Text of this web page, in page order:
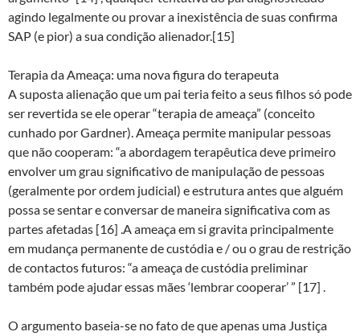
agindo legalmente ou provar a inexistência de suas confirma
SAP (e pior) a sua condição alienador.[15]
Terapia da Ameaça: uma nova figura do terapeuta
A suposta alienação que um pai teria feito a seus filhos só pode
ser revertida se ele operar “terapia de ameaça” (conceito
cunhado por Gardner). Ameaça permite manipular pessoas
que não cooperam: “a abordagem terapêutica deve primeiro
envolver um grau significativo de manipulação de pessoas
(geralmente por ordem judicial) e estrutura antes que alguém
possa se sentar e conversar de maneira significativa com as
partes afetadas [16] .A ameaça em si gravita principalmente
em mudança permanente de custódia e / ou o grau de restrição
de contactos futuros: “a ameaça de custódia preliminar
também pode ajudar essas mães ‘lembrar cooperar’ ” [17] .
O argumento baseia-se no fato de que apenas uma Justiça